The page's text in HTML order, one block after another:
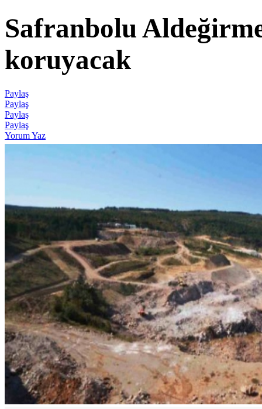
Safranbolu
koruyacak
Paylaş
Paylaş
Paylaş
Paylaş
Yorum Yaz